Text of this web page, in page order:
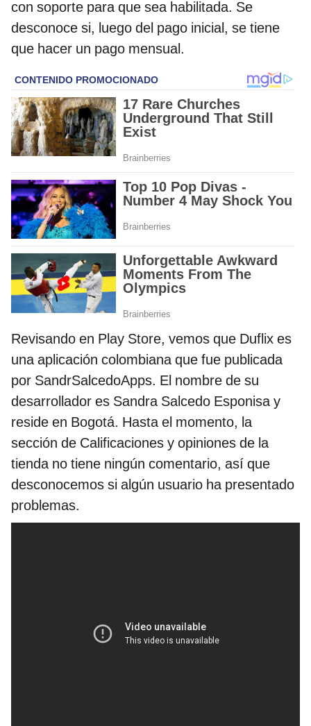
con soporte para que sea habilitada. Se
desconoce si, luego del pago inicial, se tiene
que hacer un pago mensual.
Revisando en Play Store, vemos que Duflix es
una aplicación colombiana que fue publicada
por SandrSalcedoApps. El nombre de su
desarrollador es Sandra Salcedo Esponisa y
reside en Bogotá. Hasta el momento, la
sección de Calificaciones y opiniones de la
tienda no tiene ningún comentario, así que
desconocemos si algún usuario ha presentado
problemas.